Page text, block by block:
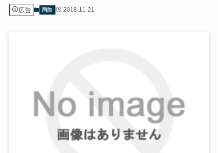
広告 国際 2018-11-21